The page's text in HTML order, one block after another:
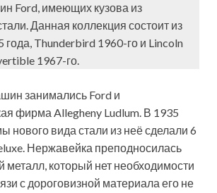
Ford, имеющих кузова из
Данная коллекция состоит из
года, Thunderbird 1960-го и Lincoln
1967-го.
занимались Ford и
фирма Allegheny Ludlum. В 1935
нового вида стали из неё сделали 6
Нержавейка преподносилась
металл, который нет необходимости
с дороговизной материала его не